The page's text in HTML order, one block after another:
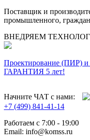
Поставщик и
промышленного,
ВНЕДРЯЕМ
Проектирование (ПИР)
ГАРАНТИЯ 5 лет!
Начните ЧАТ с нами:
+7 (499) 841-41-14
Работаем с 7:00 - 19:00
Email: info@komss.ru